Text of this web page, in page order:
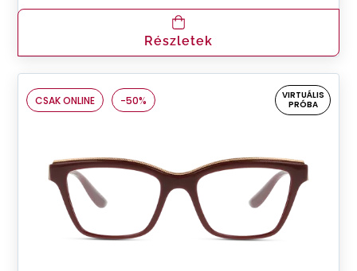
Részletek
CSAK ONLINE -50%
VIRTUÁLIS
PRÓBA